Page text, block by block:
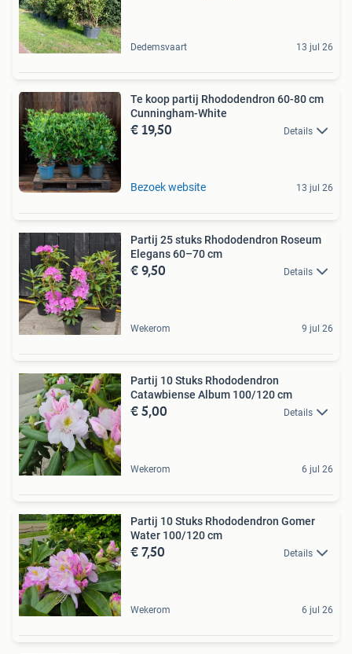
Dedemsvaart 13 jul 26
Te koop partij Rhododendron 60-80 cm
Cunningham-White
€ 19,50 Details
Bezoek website 13 jul 26
Partij 25 stuks Rhododendron Roseum
Elegans 60–70 cm
€ 9,50 Details
Wekerom 9 jul 26
Partij 10 Stuks Rhododendron
Catawbiense Album 100/120 cm
€ 5,00 Details
Wekerom 6 jul 26
Partij 10 Stuks Rhododendron Gomer
Water 100/120 cm
€ 7,50 Details
Wekerom 6 jul 26